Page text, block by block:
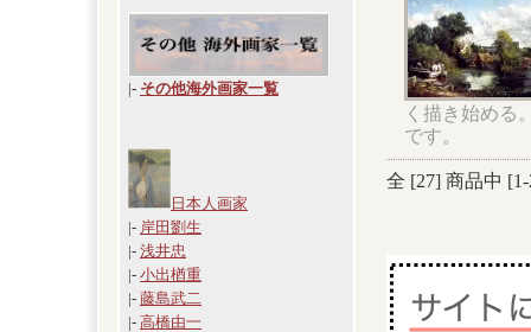
|- その他海外画家一覧
日本人画家
|- 岸田劉生
|- 浅井忠
|- 小出楢重
|- 藤島武二
|- 高橋由一
く描き始める
です。
全 [27] 商品中 [1-